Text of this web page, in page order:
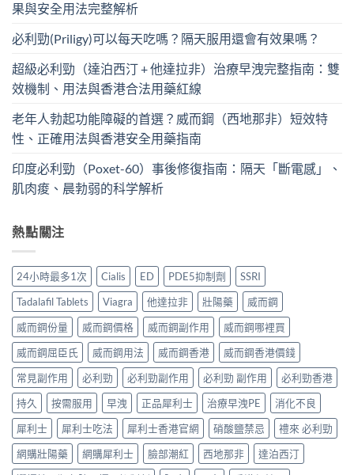
果與安全用法完整解析
必利勁(Priligy)可以每天吃嗎？隔天服用還會有效果嗎？
超級必利勁（達泊西汀 + 他達拉非）治療早洩完整指南：雙
效機制、用法與香港合法用藥紅線
老年人勃起功能障礙的首選？威而鋼（西地那非）短效特
性、正確用法與香港安全用藥指南
印度必利勁（Poxet-60）事後修復指南：隔天「斷電感」、
肌肉痠、晨勃弱的科学解析
熱點關注
24小時最多1次 Cialis ED PDE5抑制劑
SSRI
Tadalafil Tablets
Viagra 他達拉非 壯陽藥
威而鋼
威而鋼份量
威而鋼價格 威而鋼副作用
威而鋼哪裡買
威而鋼屈臣氏
威而鋼用法 威而鋼香港
威而鋼香港價錢
常見副作用
必利勁 必利勁副作用 必利勁 副作用
必利勁香港
持久
按需服用 早洩 正品犀利士 治療早洩PE
消化不良
犀利士
犀利士吃法 犀利士香港官網 硝酸鹽禁忌
禮來 必利勁
網購壯陽藥
網購犀利士 臉部潮紅 西地那非
達泊西汀